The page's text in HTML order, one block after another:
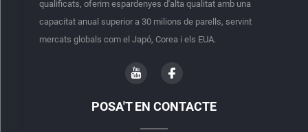
qualificats, oferim espardenyes d'alta qualitat amb una
capacitat anual superior a 30 milions de parells, servint
mercats globals com el Japó, Corea i els EUA.
POSA'T EN CONTACTE